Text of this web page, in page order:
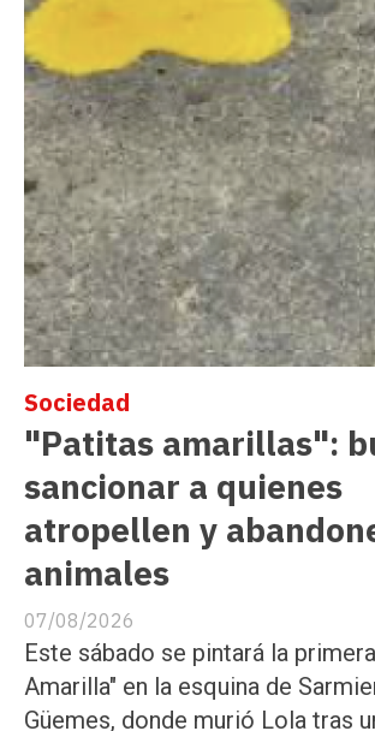
"Patitas amarillas":
sancionar a quienes
atropellen y
animales
Sociedad
07/08/2026
Este sábado se pintará la
Amarilla" en la esquina de
Güemes, donde murió Lola tras